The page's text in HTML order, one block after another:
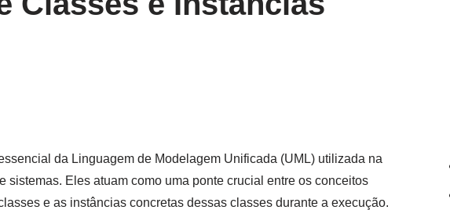
da Linguagem de Modelagem Unificada (UML) utilizada na
sistemas. Eles atuam como uma ponte crucial entre os conceitos
e as instâncias concretas dessas classes durante a execução.